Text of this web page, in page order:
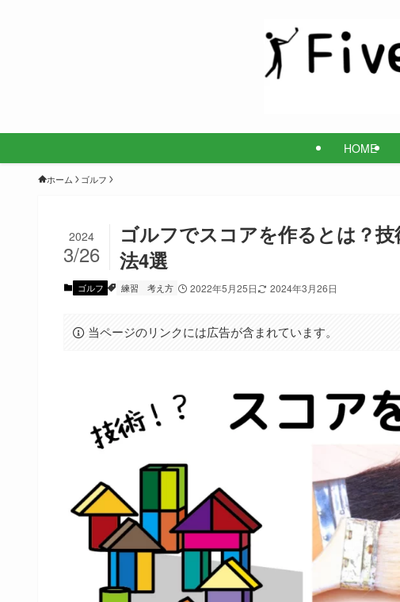
HOME
ホーム ゴルフ
ゴルフでスコアを作るとは？
法4選
2024
3/26
ゴルフ 練習 考え方 2022年5月25日 2024年3月26日
当ページのリンクには広告が含まれています。